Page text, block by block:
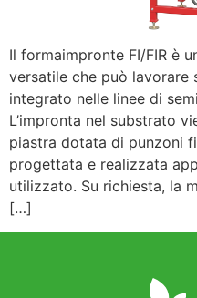
Il formaimpronte FI/FIR è
versatile che può lavorare
integrato nelle linee di
L’impronta nel substrato
piastra dotata di punzoni
progettata e realizzata
utilizzato. Su richiesta, la
[…]